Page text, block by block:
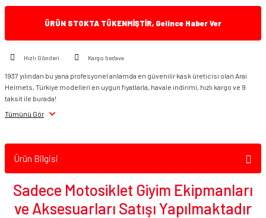
ÜRÜN STOKTA TÜKENMİŞTİR, Gelince Haber Ver
Hızlı Gönderi Kargo bedava
1937 yılından bu yana profesyonel anlamda en güvenilir kask üreticisi olan Arai
Helmets, Türkiye modelleri en uygun fiyatlarla, havale indirimi, hızlı kargo ve 9
taksit ile burada!
Tümünü Gör
Ürün Bilgisi
Sadece Motosiklet Giyim Ekipmanları
ve Aksesuarları Satışı Yapılmaktadır